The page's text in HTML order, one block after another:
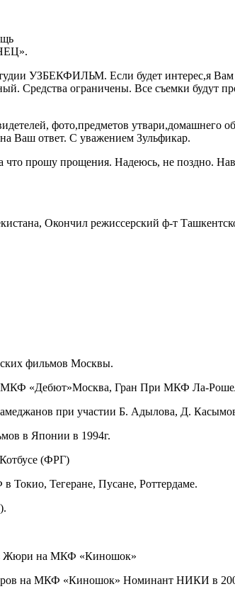
УЗБЕКФИЛЬМ. Если будет интерес,я Вам
ограничены. Все съемки будут
утвари,домашнего
Ваш ответ. С уважением Зульфикар.
прошу прощения. Надеюсь, не поздно.
Окончил режиссерский ф-т
фильмов Москвы.
«Дебют»Москва, Гран При МКФ Ла-
при участии Б. Адылова, Д.
в Японии в 1994г.
(ФРГ)
Тегеране, Пусане, Роттердаме.
Жюри на МКФ «Киношок»
на МКФ «Киношок» Номинант НИКИ в